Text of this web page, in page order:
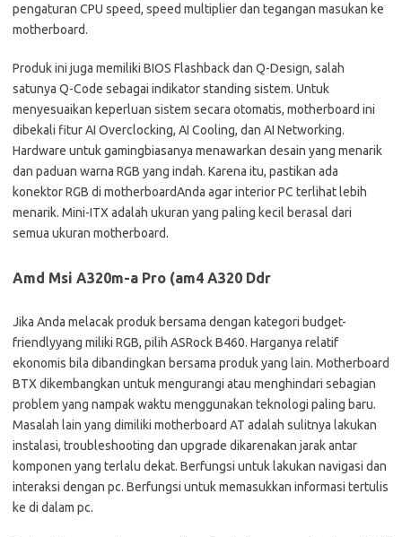
pengaturan CPU speed, speed multiplier dan tegangan masukan ke
motherboard.
Produk ini juga memiliki BIOS Flashback dan Q-Design, salah
satunya Q-Code sebagai indikator standing sistem. Untuk
menyesuaikan keperluan sistem secara otomatis, motherboard ini
dibekali fitur AI Overclocking, AI Cooling, dan AI Networking.
Hardware untuk gamingbiasanya menawarkan desain yang menarik
dan paduan warna RGB yang indah. Karena itu, pastikan ada
konektor RGB di motherboardAnda agar interior PC terlihat lebih
menarik. Mini-ITX adalah ukuran yang paling kecil berasal dari
semua ukuran motherboard.
Amd Msi A320m-a Pro (am4 A320 Ddr
Jika Anda melacak produk bersama dengan kategori budget-
friendlyyang miliki RGB, pilih ASRock B460. Harganya relatif
ekonomis bila dibandingkan bersama produk yang lain. Motherboard
BTX dikembangkan untuk mengurangi atau menghindari sebagian
problem yang nampak waktu menggunakan teknologi paling baru.
Masalah lain yang dimiliki motherboard AT adalah sulitnya lakukan
instalasi, troubleshooting dan upgrade dikarenakan jarak antar
komponen yang terlalu dekat. Berfungsi untuk lakukan navigasi dan
interaksi dengan pc. Berfungsi untuk memasukkan informasi tertulis
ke di dalam pc.